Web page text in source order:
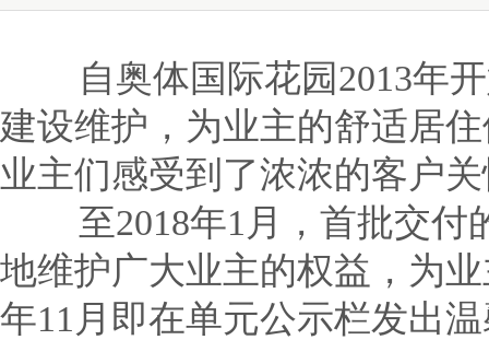
自奥体国际花园2013年开
建设维护，为业主的舒适居
业主们感受到了浓浓的客户
至2018年1月，首批交付
地维护广大业主的权益，为
年11月即在单元公示栏发出